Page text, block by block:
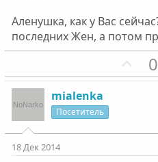
Аленушка, как у Вас
последних Жен, а потом
П
о
т
0
mialenka
Посетитель
18 Дек 2014